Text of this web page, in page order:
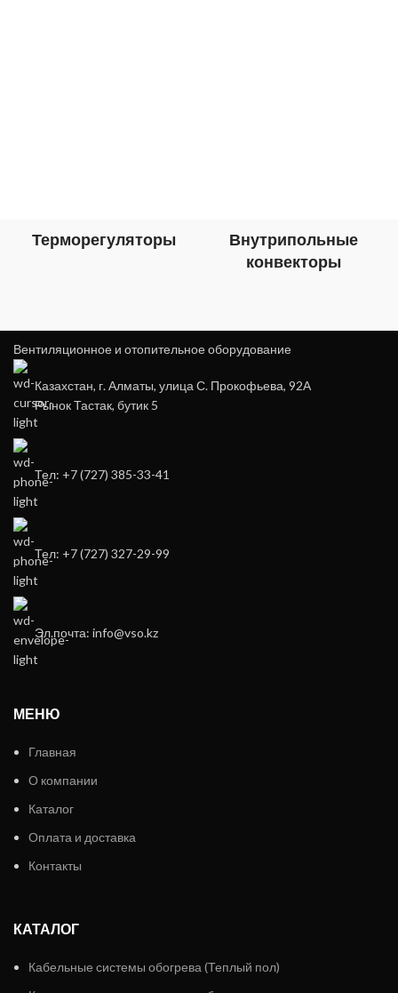
Терморегуляторы
Внутрипольные
конвекторы
Вентиляционное и отопительное оборудование
Казахстан, г. Алматы, улица С. Прокофьева, 92А
Рынок Тастак, бутик 5
Тел: +7 (727) 385-33-41
Тел: +7 (727) 327-29-99
Эл.почта: info@vso.kz
МЕНЮ
Главная
О компании
Каталог
Оплата и доставка
Контакты
КАТАЛОГ
Кабельные системы обогрева (Теплый пол)